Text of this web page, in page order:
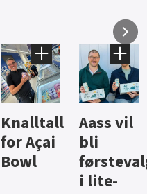
Brus og
jus fra
Berentsen
Hard
iste fra
Hansa